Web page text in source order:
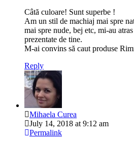
Câtă culoare! Sunt superbe !
Am un stil de machiaj mai spre
mai spre nude, bej etc, mi-au
prezentate de tine.
M-ai convins să caut produse
Reply
Mihaela Curea
July 14, 2018 at 9:12 am
Permalink